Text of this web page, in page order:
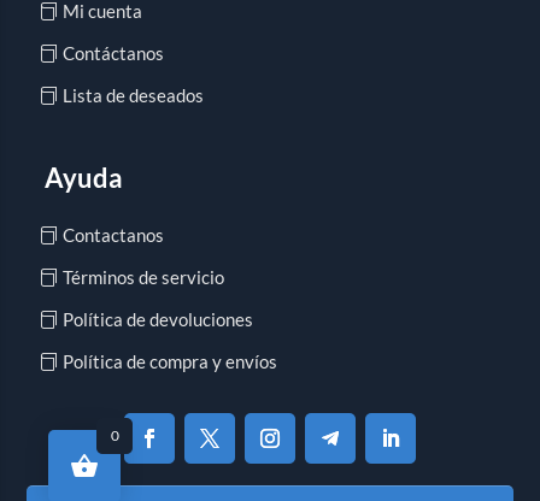
Mi cuenta
Contáctanos
Lista de deseados
Ayuda
Contactanos
Términos de servicio
Política de devoluciones
Política de compra y envíos
0